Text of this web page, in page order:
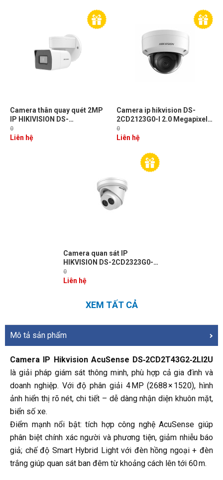
Camera thân quay quét 2MP
IP HIKIVISION DS-
2CD1P23G0-I H.265+, hồng
ngoại 40m
0
Liên hệ
Camera ip hikvision DS-
2CD2123G0-I 2.0 Megapixel,
Hồng ngoại 30m, Micro SD,
PoE
0
Liên hệ
Camera quan sát IP
HIKVISION DS-2CD2323G0-
IU ( hồng ngoại không dây 2.0
Megapixel)
0
Liên hệ
XEM TẤT CẢ
Mô tả sản phẩm
Camera IP Hikvision AcuSense DS‑2CD2T43G2‑2LI2U
là giải pháp giám sát thông minh, phù hợp cả gia đình và
doanh nghiệp. Với độ phân giải 4 MP (2688 × 1520), hình
ảnh hiển thị rõ nét, chi tiết – dễ dàng nhận diện khuôn mặt,
biển số xe.
Điểm mạnh nổi bật: tích hợp công nghệ AcuSense giúp
phân biệt chính xác người và phương tiện, giảm nhiễu báo
giả; chế độ Smart Hybrid Light với đèn hồng ngoại + đèn
trắng giúp quan sát ban đêm từ khoảng cách lên tới 60 m.